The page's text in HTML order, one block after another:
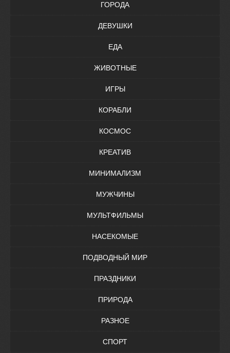
ГОРОДА
ДЕВУШКИ
ЕДА
ЖИВОТНЫЕ
ИГРЫ
КОРАБЛИ
КОСМОС
КРЕАТИВ
МИНИМАЛИЗМ
МУЖЧИНЫ
МУЛЬТФИЛЬМЫ
НАСЕКОМЫЕ
ПОДВОДНЫЙ МИР
ПРАЗДНИКИ
ПРИРОДА
РАЗНОЕ
СПОРТ